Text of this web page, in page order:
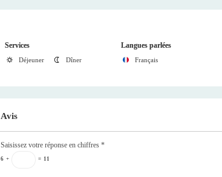
Services
Déjeuner Dîner
Langues parlées
Français
Avis
Saisissez votre réponse en chiffres*
6 + = 11